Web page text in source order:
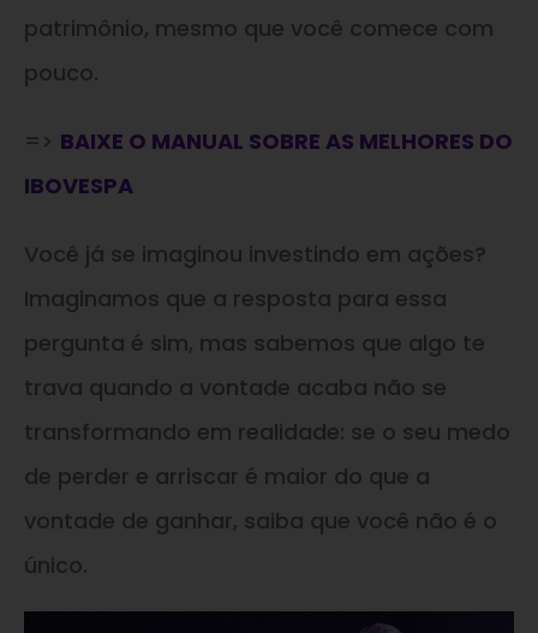
patrimônio, mesmo que você comece com
pouco.
=> BAIXE O MANUAL SOBRE AS MELHORES DO
IBOVESPA
Você já se imaginou investindo em ações?
Imaginamos que a resposta para essa
pergunta é sim, mas sabemos que algo te
trava quando a vontade acaba não se
transformando em realidade: se o seu medo
de perder e arriscar é maior do que a
vontade de ganhar, saiba que você não é o
único.